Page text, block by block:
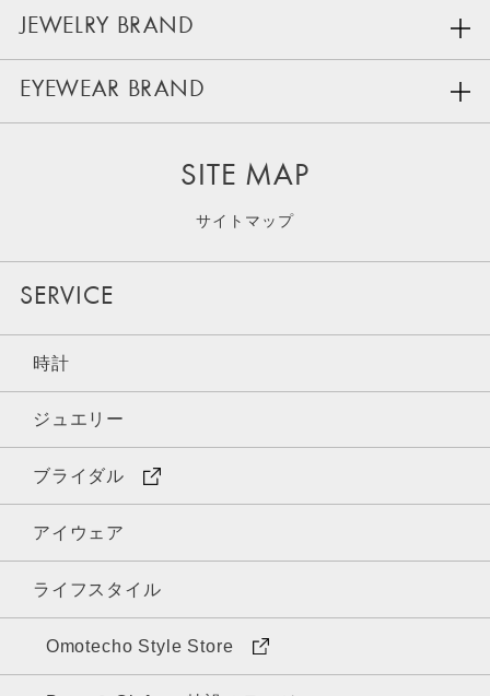
JEWELRY BRAND
EYEWEAR BRAND
SITE MAP
サイトマップ
SERVICE
時計
ジュエリー
ブライダル
アイウェア
ライフスタイル
Omotecho Style Store